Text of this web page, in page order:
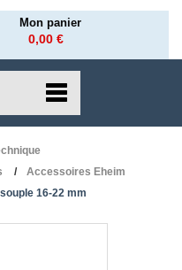
Mon panier
0,00 €
Accessoires Eheim
16-22 mm